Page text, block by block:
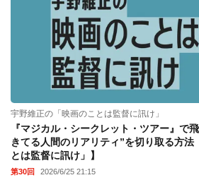
宇野維正の「映画のことは監督に訊け」
『マジカル・シークレット・ツアー』で
きてる人間のリアリティ”を切り取る方法
とは監督に訊け」】
第30回 2026/6/25 21:15